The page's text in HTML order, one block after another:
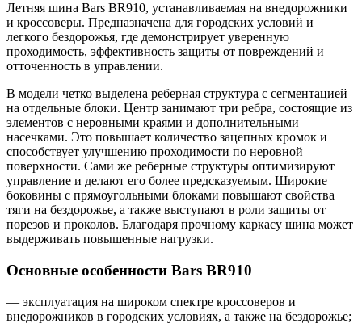
Летняя шина Bars BR910, устанавливаемая на внедорожники
и кроссоверы. Предназначена для городских условий и
легкого бездорожья, где демонстрирует уверенную
проходимость, эффективность защиты от повреждений и
отточенность в управлении.
В модели четко выделена реберная структура с сегментацией
на отдельные блоки. Центр занимают три ребра, состоящие из
элементов с неровными краями и дополнительными
насечками. Это повышает количество зацепных кромок и
способствует улучшению проходимости по неровной
поверхности. Сами же реберные структуры оптимизируют
управление и делают его более предсказуемым. Широкие
боковины с прямоугольными блоками повышают свойства
тяги на бездорожье, а также выступают в роли защиты от
порезов и проколов. Благодаря прочному каркасу шина может
выдерживать повышенные нагрузки.
Основные особенности Bars BR910
— эксплуатация на широком спектре кроссоверов и
внедорожников в городских условиях, а также на бездорожье;